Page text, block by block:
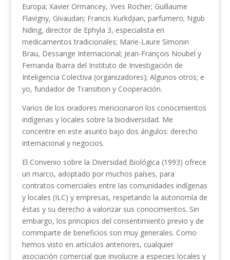
Europa; Xavier Ormancey, Yves Rocher; Guillaume
Flavigny, Givaudan; Francis Kurkdjian, parfumero; Ngub
Nding, director de Ephyla 3, especialista en
medicamentos tradicionales; Marie-Laure Simonin
Brau, Dessange Internacional; Jean-François Noubel y
Fernanda Ibarra del Instituto de Investigación de
Inteligencia Colectiva (organizadores); Algunos otros; e
yo, fundador de Transition y Cooperación.
Varios de los oradores mencionaron los conocimientos
indígenas y locales sobre la biodiversidad. Me
concentre en este asunto bajo dos ángulos: derecho
internacional y negocios.
El Convenio sobre la Diversidad Biológica (1993) ofrece
un marco, adoptado por muchos países, para
contratos comerciales entre las comunidades indígenas
y locales (ILC) y empresas, respetando la autonomía de
éstas y su derecho a valorizar sus conocimientos. Sin
embargo, los principios del consentimiento previo y de
commparte de beneficios son muy generales. Como
hemos visto en artículos anteriores, cualquier
asociación comercial que involucre a especies locales y